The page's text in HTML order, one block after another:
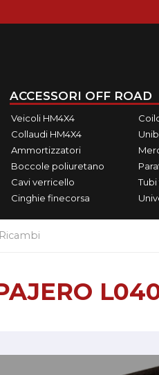
ACCESSORI OFF ROAD
Veicoli HM4X4
Collaudi HM4X4
Ammortizzatori
Boccole poliuretano
Cavi verricello
Cinghie finecorsa
Ricambi